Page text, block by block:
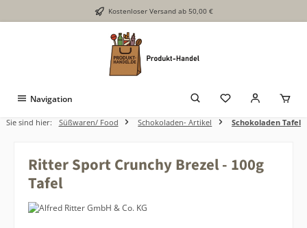
Zum Hauptinhalt springen Kostenloser Versand ab 50,00 €
Navigation
Sie sind hier: Süßwaren/ Food Schokoladen- Artikel Schokoladen Tafel
Ritter Sport Crunchy Brezel - 100g
Tafel